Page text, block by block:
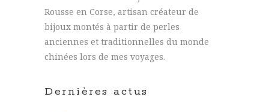
Rousse en Corse, artisan créateur de
bijoux montés à partir de perles
anciennes et traditionnelles du monde
chinées lors de mes voyages.
Dernières actus